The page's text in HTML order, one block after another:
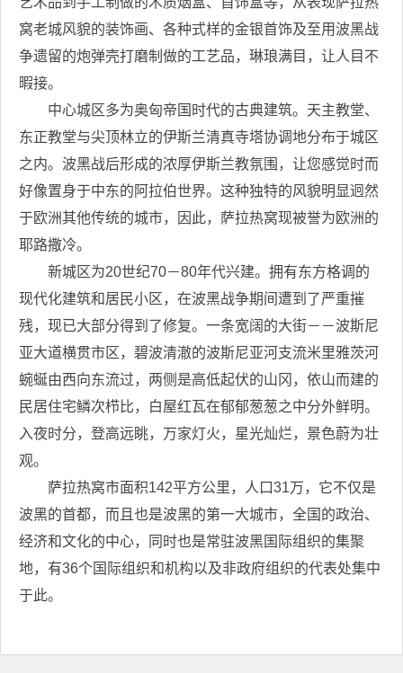
窝老城风貌的装饰画、各种式样的金银首饰及至用波黑战
争遗留的炮弹壳打磨制做的工艺品，琳琅满目，让人目不
暇接。
中心城区多为奥匈帝国时代的古典建筑。天主教堂、
东正教堂与尖顶林立的伊斯兰清真寺塔协调地分布于城区
之内。波黑战后形成的浓厚伊斯兰教氛围，让您感觉时而
好像置身于中东的阿拉伯世界。这种独特的风貌明显迥然
于欧洲其他传统的城市，因此，萨拉热窝现被誉为欧洲的
耶路撒冷。
新城区为20世纪70－80年代兴建。拥有东方格调的
现代化建筑和居民小区，在波黑战争期间遭到了严重摧
残，现已大部分得到了修复。一条宽阔的大街－－波斯尼
亚大道横贯市区，碧波清澈的波斯尼亚河支流米里雅茨河
蜿蜒由西向东流过，两侧是高低起伏的山冈，依山而建的
民居住宅鳞次栉比，白屋红瓦在郁郁葱葱之中分外鲜明。
入夜时分，登高远眺，万家灯火，星光灿烂，景色蔚为壮
观。
萨拉热窝市面积142平方公里，人口31万，它不仅是
波黑的首都，而且也是波黑的第一大城市，全国的政治、
经济和文化的中心，同时也是常驻波黑国际组织的集聚
地，有36个国际组织和机构以及非政府组织的代表处集中
于此。